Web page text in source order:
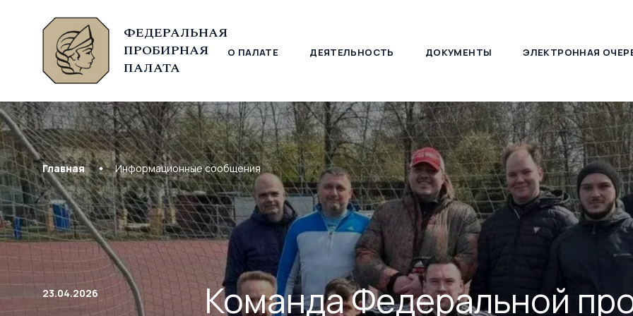
ФЕДЕРАЛЬНАЯ
ПРОБИРНАЯ
ПАЛАТА
О ПАЛАТЕ ДЕЯТЕЛЬНОСТЬ ДОКУМЕНТЫ ЭЛЕКТРОННАЯ
© Федеральная пробирная палата, 2026
Главная Информационные сообщения
23.04.2026 Команда Федеральной